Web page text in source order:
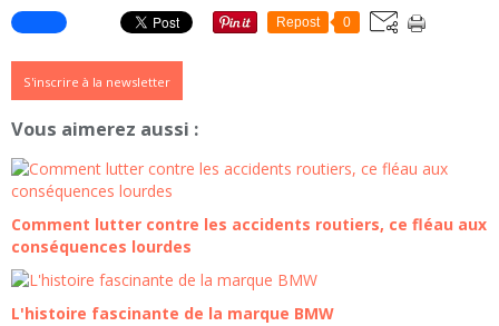
Repost 0
S'inscrire à la newsletter
Vous aimerez aussi :
Comment lutter contre les accidents routiers, ce fléau aux
conséquences lourdes
L'histoire fascinante de la marque BMW